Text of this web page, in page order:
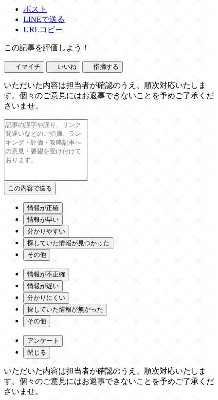
ポスト
LINEで送る
URLコピー
この記事を評価しよう！
イマイチ いいね 指摘する
いただいた内容は担当者が確認のうえ、順次対応いたしま
す。個々のご意見にはお返事できないことを予めご了承くだ
さいませ。
情報が正確
情報が早い
分かりやすい
探していた情報が見つかった
その他
情報が不正確
情報が遅い
分かりにくい
探していた情報が無かった
その他
アンケート
閉じる
いただいた内容は担当者が確認のうえ、順次対応いたしま
す。個々のご意見にはお返事できないことを予めご了承くだ
さいませ。